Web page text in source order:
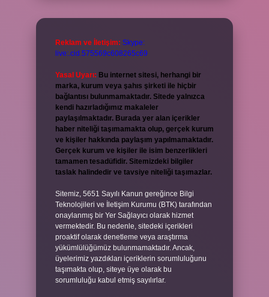
Reklam ve İletişim: Skype:
live:.cid.575569c608265c69
Yasal Uyarı: Bu internet sitesi, herhangi bir
marka, kurum veya şahıs şirketi ile hiçbir
bağlantısı bulunmamaktadır. Sitede yalnızca
kendi hazırladığımız makaleler
paylaşılmaktadır. Burada yer alan içerikler
haber niteliği taşımamakta olup, gerçek kurum
ve kişiler hakkında paylaşım yapılmamaktadır.
Gerçek kurum ve kişiler ile isim benzerlikleri
tamamen tesadüfidir. Sitemizdeki bilgiler
taslak halindedir ve tavsiye niteliği taşımazlar.
Sitemiz, 5651 Sayılı Kanun gereğince Bilgi
Teknolojileri ve İletişim Kurumu (BTK) tarafından
onaylanmış bir Yer Sağlayıcı olarak hizmet
vermektedir. Bu nedenle, sitedeki içerikleri
proaktif olarak denetleme veya araştırma
yükümlülüğümüz bulunmamaktadır. Ancak,
üyelerimiz yazdıkları içeriklerin sorumluluğunu
taşımakta olup, siteye üye olarak bu
sorumluluğu kabul etmiş sayılırlar.